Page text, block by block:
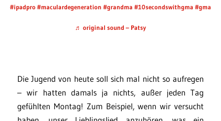
#ipadpro#maculardegeneration #grandma #10secondswithgma #gma
♬ original sound – Patsy
Die Jugend von heute soll sich mal nicht so aufregen
– wir hatten damals ja nichts, außer jeden Tag
gefühlten Montag! Zum Beispiel, wenn wir versucht